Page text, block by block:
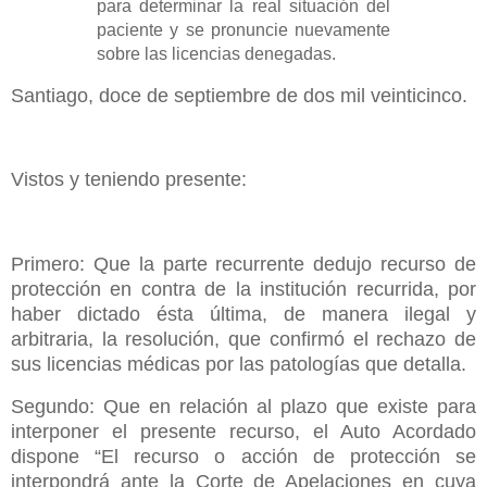
para determinar la real situación del
paciente y se pronuncie nuevamente
sobre las licencias denegadas.
Santiago, doce de septiembre de dos mil veinticinco.
Vistos y teniendo presente:
Primero: Que la parte recurrente dedujo recurso de
protección en contra de la institución recurrida, por
haber dictado ésta última, de manera ilegal y
arbitraria, la resolución, que confirmó el rechazo de
sus licencias médicas por las patologías que detalla.
Segundo: Que en relación al plazo que existe para
interponer el presente recurso, el Auto Acordado
dispone “El recurso o acción de protección se
interpondrá ante la Corte de Apelaciones en cuya